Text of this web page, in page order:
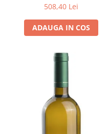
LEVEL 2
508,40 Lei
ADAUGA IN COS